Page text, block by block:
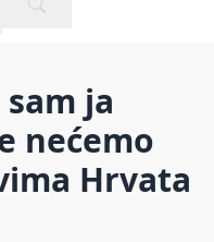
ja
nećemo
Hrvata